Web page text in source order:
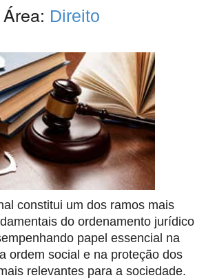
Área: Direito
constitui um dos ramos mais
do ordenamento jurídico
papel essencial na
ordem social e na proteção dos
relevantes para a sociedade.